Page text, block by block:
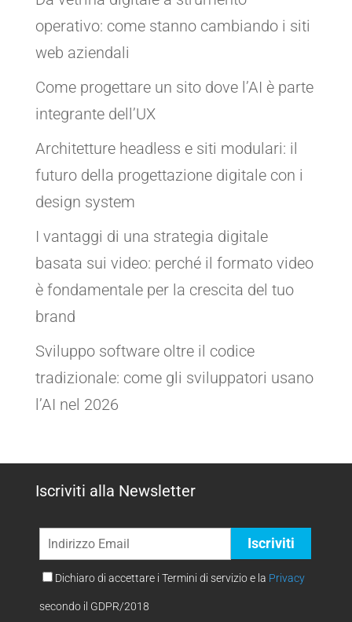
operativo: come stanno cambiando i siti
web aziendali
Come progettare un sito dove l’AI è parte
integrante dell’UX
Architetture headless e siti modulari: il
futuro della progettazione digitale con i
design system
I vantaggi di una strategia digitale
basata sui video: perché il formato video
è fondamentale per la crescita del tuo
brand
Sviluppo software oltre il codice
tradizionale: come gli sviluppatori usano
l’AI nel 2026
Iscriviti alla Newsletter
Dichiaro di accettare i Termini di servizio e la Privacy
secondo il GDPR/2018